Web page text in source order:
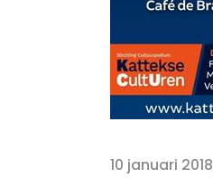
10 januari 2018